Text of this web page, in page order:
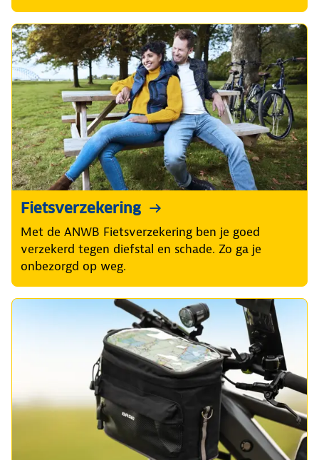
Fietsverzekering
Met de ANWB Fietsverzekering ben je goed
verzekerd tegen diefstal en schade. Zo ga je
onbezorgd op weg.